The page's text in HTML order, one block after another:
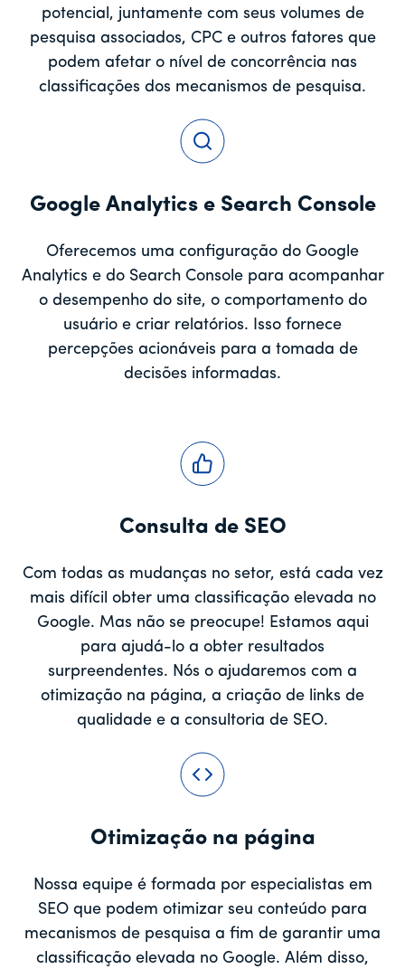
potencial, juntamente com seus volumes de
pesquisa associados, CPC e outros fatores que
podem afetar o nível de concorrência nas
classificações dos mecanismos de pesquisa.
Google Analytics e Search Console
Oferecemos uma configuração do Google
Analytics e do Search Console para acompanhar
o desempenho do site, o comportamento do
usuário e criar relatórios. Isso fornece
percepções acionáveis para a tomada de
decisões informadas.
Consulta de SEO
Com todas as mudanças no setor, está cada vez
mais difícil obter uma classificação elevada no
Google. Mas não se preocupe! Estamos aqui
para ajudá-lo a obter resultados
surpreendentes. Nós o ajudaremos com a
otimização na página, a criação de links de
qualidade e a consultoria de SEO.
Otimização na página
Nossa equipe é formada por especialistas em
SEO que podem otimizar seu conteúdo para
mecanismos de pesquisa a fim de garantir uma
classificação elevada no Google. Além disso,